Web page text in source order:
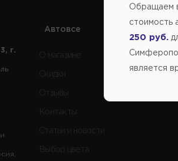
г.
Автовсе
Продажа
+7(978) 206-
Обращаем
стоимость
250 руб.
является